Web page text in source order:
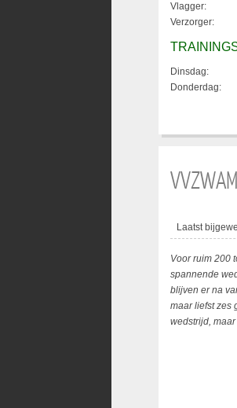
Vlagger:
Verzorger:
Dinsdag:
Donderdag:
Laatst
Voor ruim 200
spannende
blijven er na
maar liefst zes
wedstrijd,